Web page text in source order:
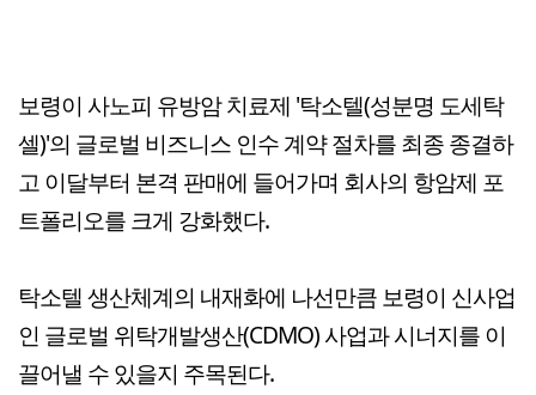
보령이 사노피 유방암 치료제 '탁소텔(성분명 도세탁
셀)'의 글로벌 비즈니스 인수 계약 절차를 최종 종결하
고 이달부터 본격 판매에 들어가며 회사의 항암제 포
트폴리오를 크게 강화했다.
탁소텔 생산체계의 내재화에 나선만큼 보령이 신사업
인 글로벌 위탁개발생산(CDMO) 사업과 시너지를 이
끌어낼 수 있을지 주목된다.